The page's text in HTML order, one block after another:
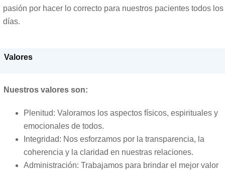
pasión por hacer lo correcto para nuestros pacientes todos los
días.
Valores
Nuestros valores son:
Plenitud: Valoramos los aspectos físicos, espirituales y
emocionales de todos.
Integridad: Nos esforzamos por la transparencia, la
coherencia y la claridad en nuestras relaciones.
Administración: Trabajamos para brindar el mejor valor